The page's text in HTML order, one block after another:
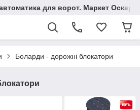
для ворот. Маркет Оскар.
Боларди - дорожні блокатори